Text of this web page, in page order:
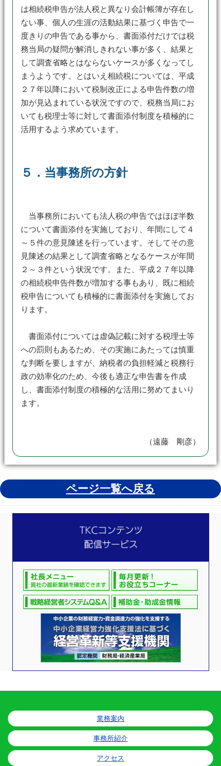
は相続税申告が法人税と異なり会計帳簿が存在し
ない事、個人の生涯の活動結果に基づく申告で一
度きりの申告である事から、書面添付だけでは税
務当局の疑問が解消しきれない事が多く、結果と
して調査省略とはならないケースが多くなってし
まうようです。とはいえ相続税については、平成
２７年以降において税制改正による申告件数の増
加が見込まれている状況ですので、税務当局にお
いても税理士等に対して書面添付制度を積極的に
活用するよう求めています。
５．当事務所の方針
当事務所においても法人税の申告ではほぼ半数
について書面添付を実施しており、年間にして４
～５件の意見陳述を行っています。そしてその意
見陳述の結果として調査省略となるケースが年間
２～３件という状況です。また、平成２７年以降
の相続税申告件数が増加する事もあり、既に相続
税申告についても積極的に書面添付を実施してお
ります。
書面添付については虚偽記載に対する税理士等
への罰則もあるため、その実施にあたっては慎重
な判断を要しますが、納税者の負担軽減と税務行
政の効率化のため、今後も適正な申告書を作成
し、書面添付制度の積極的な活用に努めてまいり
ます。
（遠藤 剛彦）
ページ一覧へ戻る
業務案内
事務所紹介
アクセス